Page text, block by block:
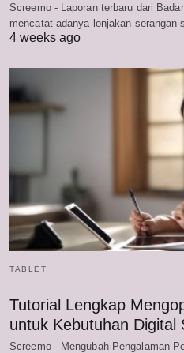
Screemo - Laporan terbaru dari
mencatat adanya lonjakan
4 weeks ago
TABLET
Tutorial Lengkap
untuk Kebutuhan Digital
Screemo - Mengubah Pengalaman